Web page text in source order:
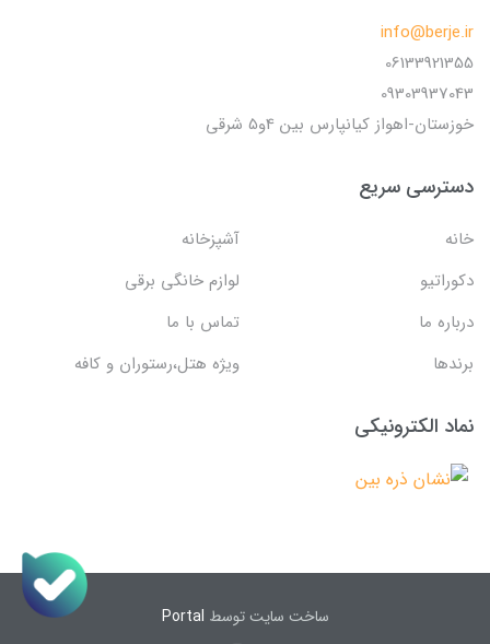
info@berje.ir
06133921355
09303937043
خوزستان-اهواز کیانپارس بین 4و5 شرقی
دسترسی سریع
خانه
آشپزخانه
دکوراتیو
لوازم خانگی برقی
درباره ما
تماس با ما
برندها
ویژه هتل،رستوران و کافه
نماد الکترونیکی
ساخت سایت توسط Portal